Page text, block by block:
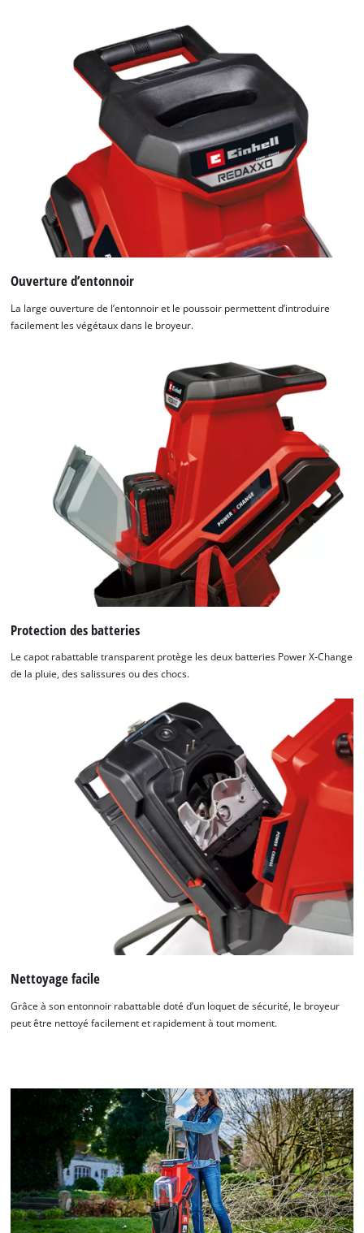
content
used.
Powered
Ouverture d’entonnoir
La large ouverture de l’entonnoir et le poussoir permettent d’introduire
facilement les végétaux dans le broyeur.
Protection des batteries
Le capot rabattable transparent protège les deux batteries Power X-Change
de la pluie, des salissures ou des chocs.
Nettoyage facile
Grâce à son entonnoir rabattable doté d’un loquet de sécurité, le broyeur
peut être nettoyé facilement et rapidement à tout moment.